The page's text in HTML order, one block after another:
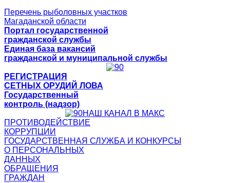
Перечень рыболовных участков
Магаданской области
Портал государственной
гражданской службы
Единая база вакансий
гражданской и муниципальной службы
РЕГИСТРАЦИЯ
СЕТНЫХ ОРУДИЙ ЛОВА
Государственный
контроль (надзор)
НАШ КАНАЛ В МАКС
ПРОТИВОДЕЙСТВИЕ
КОРРУПЦИИ
ГОСУДАРСТВЕННАЯ СЛУЖБА И КОНКУРСЫ
О ПЕРСОНАЛЬНЫХ
ДАННЫХ
ОБРАЩЕНИЯ
ГРАЖДАН